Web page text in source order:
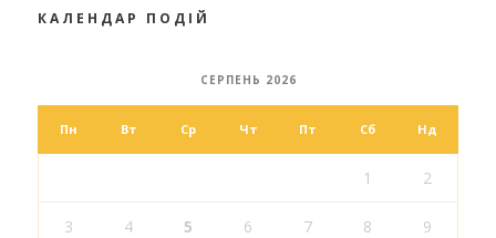
КАЛЕНДАР ПОДІЙ
СЕРПЕНЬ 2026
Пн Вт Ср Чт Пт Сб Нд
1 2
3 4 5 6 7 8 9